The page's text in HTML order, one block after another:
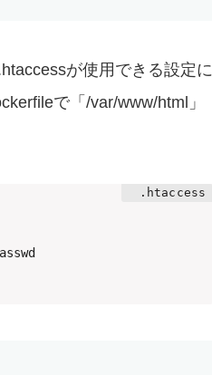
が使用できる設定に
で「/var/www/html」